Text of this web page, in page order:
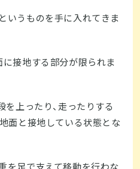
いうものを手に入れてきま
に接地する部分が限られま
を上ったり、走ったりする
面と接地している状態とな